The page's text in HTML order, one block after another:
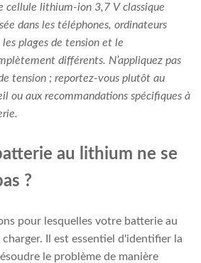
cellule lithium-ion 3,7 V classique
dans les téléphones, ordinateurs
plages de tension et le
différents. N’appliquez pas
tension ; reportez-vous plutôt au
ou aux recommandations spécifiques à
au lithium ne se
?
pour lesquelles votre batterie au
charger. Il est essentiel d'identifier la
le problème de manière